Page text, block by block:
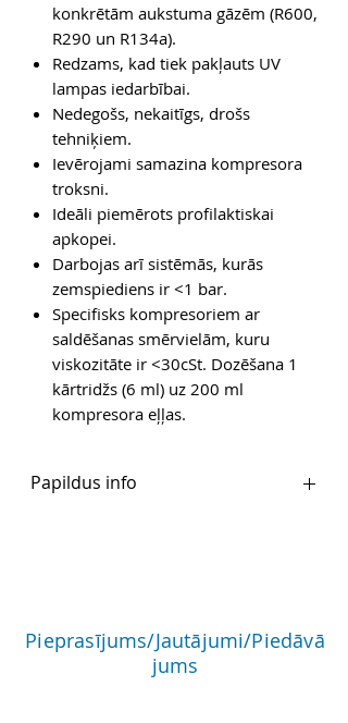
konkrētām aukstuma gāzēm (R600,
R290 un R134a).
Redzams, kad tiek pakļauts UV
lampas iedarbībai.
Nedegošs, nekaitīgs, drošs
tehniķiem.
Ievērojami samazina kompresora
troksni.
Ideāli piemērots profilaktiskai
apkopei.
Darbojas arī sistēmās, kurās
zemspiediens ir <1 bar.
Specifisks kompresoriem ar
saldēšanas smērvielām, kuru
viskozitāte ir <30cSt. Dozēšana 1
kārtridžs (6 ml) uz 200 ml
kompresora eļļas.
Papildus info
Pieprasījums/Jautājumi/Piedāvā
jums